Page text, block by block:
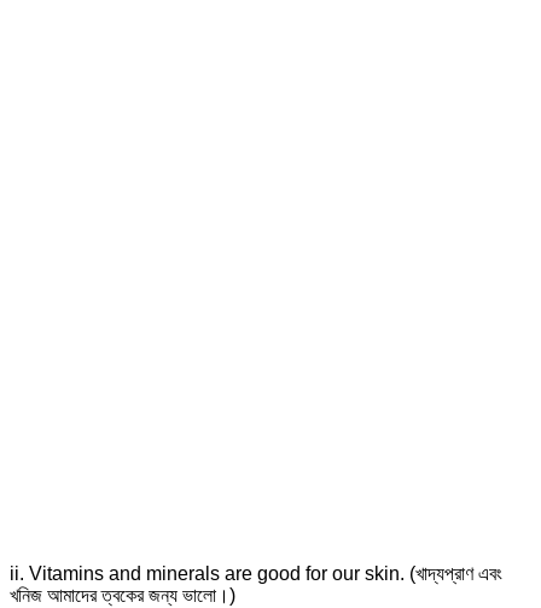
ii. Vitamins and minerals are good for our skin. (খাদ্যপ্রাণ এবং
খনিজ আমাদের ত্বকের জন্য ভালো।)